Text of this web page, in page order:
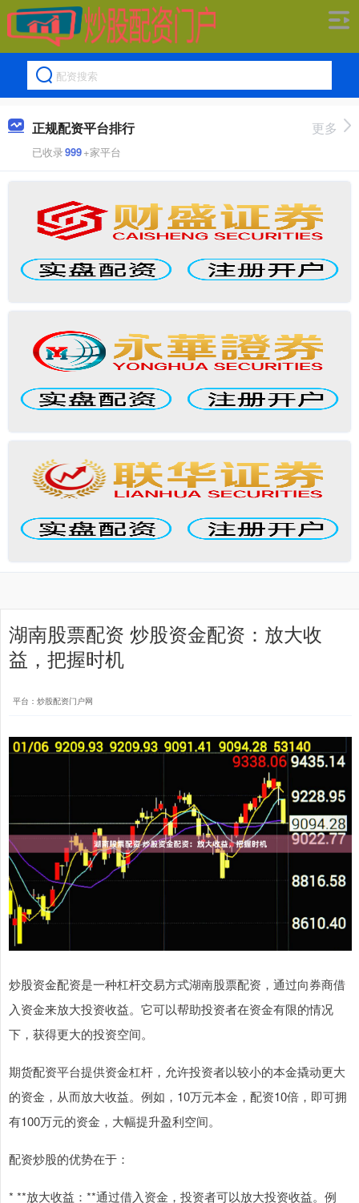
正规配资平台排行
已收录999+家平台
更多
湖南股票配资 炒股资金配资：放大收
益，把握时机
平台：炒股配资门户网
炒股资金配资是一种杠杆交易方式湖南股票配资，通过向券商借
入资金来放大投资收益。它可以帮助投资者在资金有限的情况
下，获得更大的投资空间。
期货配资平台提供资金杠杆，允许投资者以较小的本金撬动更大
的资金，从而放大收益。例如，10万元本金，配资10倍，即可拥
有100万元的资金，大幅提升盈利空间。
配资炒股的优势在于：
* **放大收益：**通过借入资金，投资者可以放大投资收益。例